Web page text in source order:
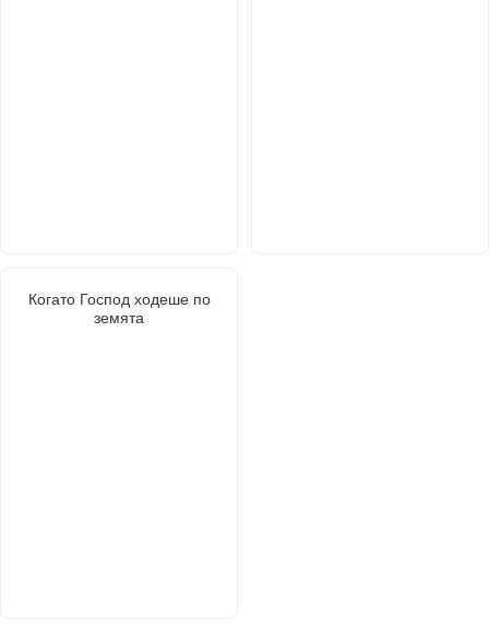
Когато Господ ходеше по
земята